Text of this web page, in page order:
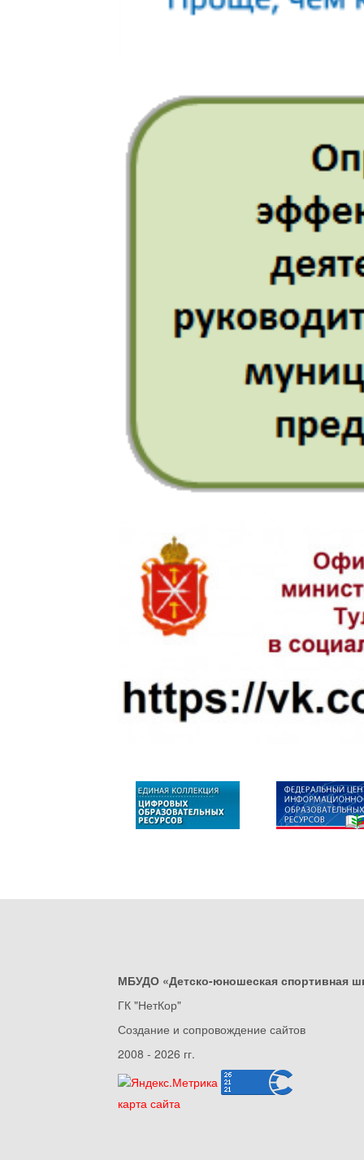
МБУДО «Детско-юношеская спортивная
ГК "НетКор"
Создание и сопровождение сайтов
2008 - 2026 гг.
карта сайта